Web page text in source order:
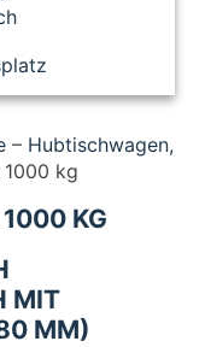
– Hubtischwagen,
kg
KG
MIT
MM)